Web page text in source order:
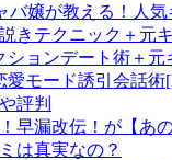
バ嬢が教える！人気
きテクニック＋元
ションデート術＋元
愛モード誘引会話術
評判
早漏改伝！が【あ
は真実なの？